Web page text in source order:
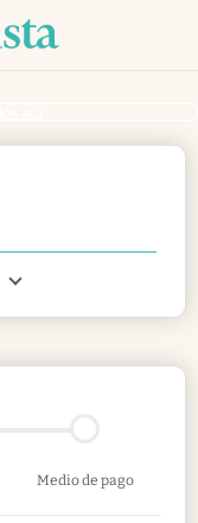
Medio de pago